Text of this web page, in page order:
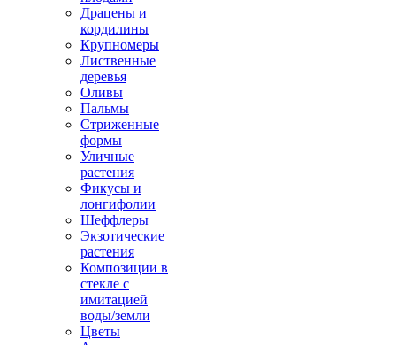
Драцены и
кордилины
Крупномеры
Лиственные
деревья
Оливы
Пальмы
Стриженные
формы
Уличные
растения
Фикусы и
лонгифолии
Шеффлеры
Экзотические
растения
Композиции в
стекле с
имитацией
воды/земли
Цветы